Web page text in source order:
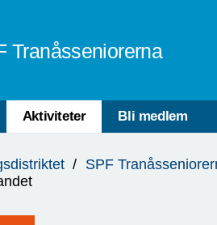
Tranåsseniorerna
Aktiviteter Bli medlem
SPF